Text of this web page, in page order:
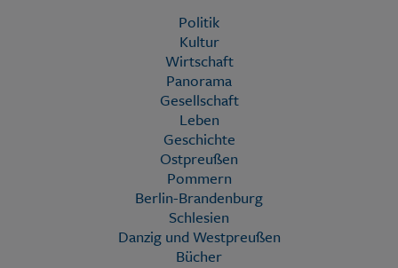
Politik
Kultur
Wirtschaft
Panorama
Gesellschaft
Leben
Geschichte
Ostpreußen
Pommern
Berlin-Brandenburg
Schlesien
Danzig und Westpreußen
Bücher